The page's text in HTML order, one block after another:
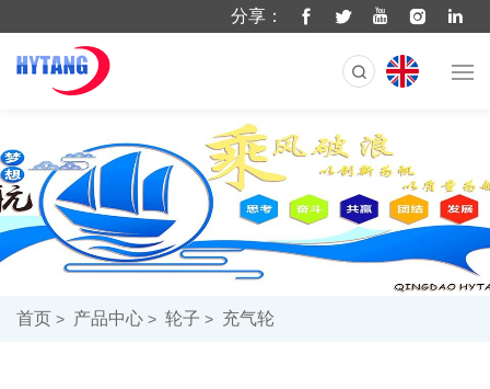
分享：
首页 产品中心 轮子 充气轮